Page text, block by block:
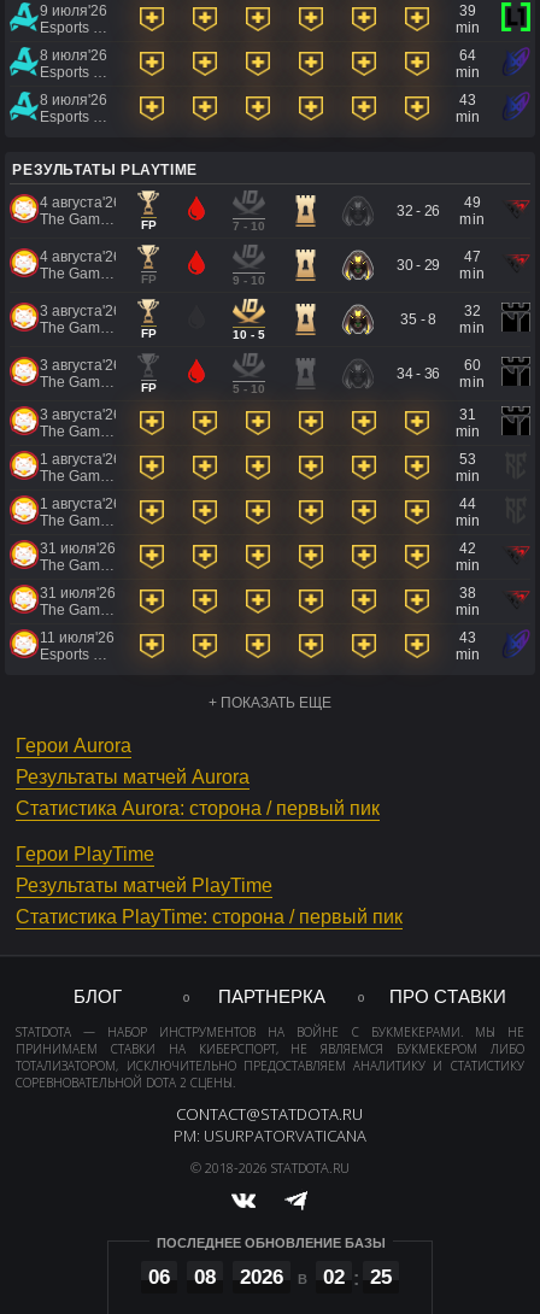
9 июля'26
39
min
8 июля'26
64
min
8 июля'26
43
min
РЕЗУЛЬТАТЫ PLAYTIME
4 августа'26
FP 7 - 10
32 - 26
49
min
4 августа'26
FP 9 - 10
30 - 29
47
min
3 августа'26
FP 10 - 5
35 - 8
32
min
3 августа'26
FP 5 - 10
34 - 36
60
min
3 августа'26
31
min
1 августа'26
53
min
1 августа'26
44
min
31 июля'26
42
min
31 июля'26
38
min
11 июля'26
43
min
+ ПОКАЗАТЬ ЕЩЕ
Герои Aurora
Результаты матчей Aurora
Статистика Aurora: сторона / первый пик
Герои PlayTime
Результаты матчей PlayTime
Статистика PlayTime: сторона / первый пик
БЛОГ ПАРТНЕРКА ПРО СТАВКИ
STATDOTA — НАБОР ИНСТРУМЕНТОВ НА ВОЙНЕ С БУКМЕКЕРАМИ. МЫ НЕ
ПРИНИМАЕМ СТАВКИ НА КИБЕРСПОРТ, НЕ ЯВЛЯЕМСЯ БУКМЕКЕРОМ ЛИБО
ТОТАЛИЗАТОРОМ, ИСКЛЮЧИТЕЛЬНО ПРЕДОСТАВЛЯЕМ АНАЛИТИКУ И СТАТИСТИКУ
СОРЕВНОВАТЕЛЬНОЙ DOTA 2 СЦЕНЫ.
CONTACT@STATDOTA.RU
PM: USURPATORVATICANA
© 2018-2026 STATDOTA.RU
ПОСЛЕДНЕЕ ОБНОВЛЕНИЕ БАЗЫ
06 08 2026 02 25